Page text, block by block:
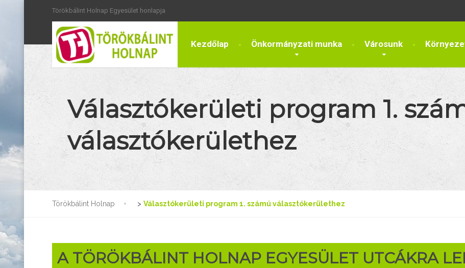
Törökbálint Holnap Egyesület honlapja
Kezdőlap Önkormányzati munka Városunk
Választókerületi program 1.
választókerülethez
Törökbálint Holnap > Választókerületi program 1. számú választókerülethez
A TÖRÖKBÁLINT HOLNAP EGYESÜLET UTCÁKRA